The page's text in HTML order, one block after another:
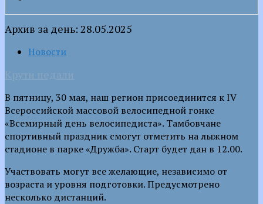
Архив за день: 28.05.2025
Новости
Крути педали
В пятницу, 30 мая, наш регион присоединится к IV
Всероссийской массовой велосипедной гонке
«Всемирный день велосипедиста». Тамбовчане
спортивный праздник смогут отметить на лыжном
стадионе в парке «Дружба». Старт будет дан в 12.00.
Участвовать могут все желающие, независимо от
возраста и уровня подготовки. Предусмотрено
несколько дистанций.